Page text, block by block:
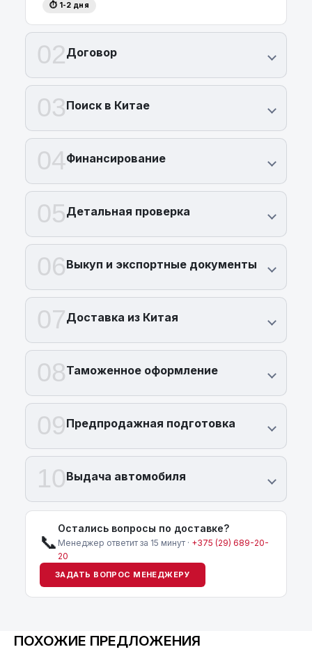
⏱ 1-2 дня
02Договор
03Поиск в Китае
04Финансирование
05Детальная проверка
06Выкуп и экспортные документы
07Доставка из Китая
08Таможенное оформление
09Предпродажная подготовка
10Выдача автомобиля
📞
Остались вопросы по доставке?
Менеджер ответит за 15 минут · +375 (29) 689-20-
20
ЗАДАТЬ ВОПРОС МЕНЕДЖЕРУ
ПОХОЖИЕ ПРЕДЛОЖЕНИЯ